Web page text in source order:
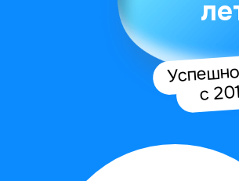
39
У нас огромная аудитория
для опросов